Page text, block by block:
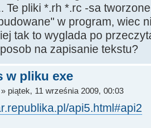
Te pliki *.rh *.rc -sa
w program, wiec
tak to wyglada po
na zapisanie tekstu?
w pliku exe
piątek, 11 września 2009, 00:03
api5.html#api2